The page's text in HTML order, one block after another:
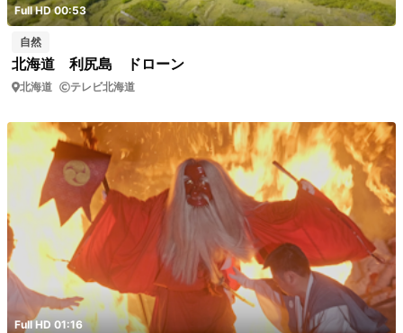
Full HD 00:53
自然
北海道 利尻島 ドローン
北海道 テレビ北海道
Full HD 01:16